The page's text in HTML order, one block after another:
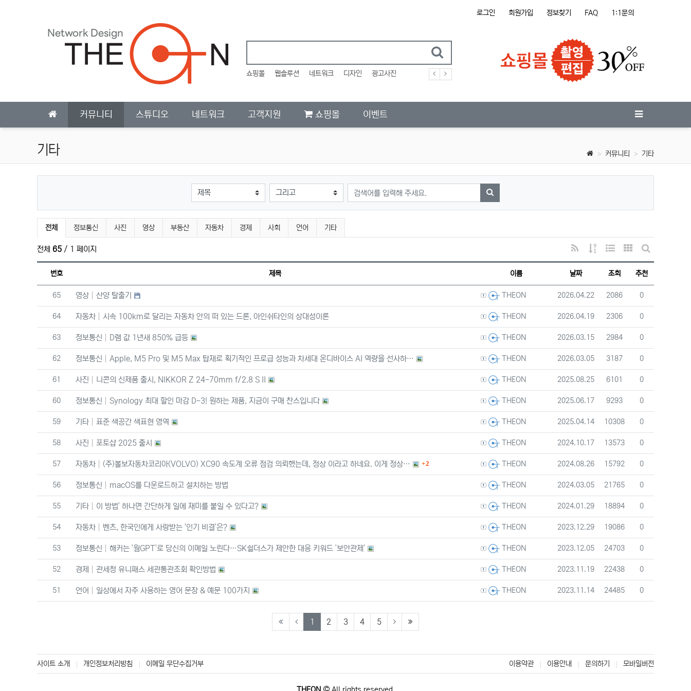
로그인 회원가입 정보찾기 FAQ 1:1문의
쇼핑몰 웹솔루션 네트워크 디자인 광고사진
커뮤니티 스튜디오 네트워크 고객지원 쇼핑몰 이벤트
기타 커뮤니티 기타
검색대상
검색어
검색하기
기타 분류 목록
전체 정보통신 사진 영상 부동산 자동차 경제 사회 언어 기타
전체 65 / 1 페이지 RSS
게시물 정렬
웹진 스타일갤러리 스타일
게시판 검색
번호 제목 이름 날짜 조회 추천
번호
65 영상 산양 탈출기 등록자THEON 등록일
2026.04.22 조회
2086 추천
0
번호
64 자동차 시속 100km로 달리는 자동차 안의 떠 있는 드론, 아인쉬타인의 상대성이론 등록자THEON 등록일
2026.04.19 조회
2306 추천
0
번호
63 정보통신 D램 값 1년새 850% 급등 등록자THEON 등록일
2026.03.15 조회
2984 추천
0
번호
62 정보통신 Apple, M5 Pro 및 M5 Max 탑재로 획기적인 프로급 성능과 차세대 온디바이스 AI 역량을 선사하… 등록자THEON 등록일
2026.03.05 조회
3187 추천
0
번호
61 사진 니콘의 신제품 출시, NIKKOR Z 24-70mm f/2.8 S II 등록자THEON 등록일
2025.08.25 조회
6101 추천
0
번호
60 정보통신 Synology 최대 할인 마감 D-3! 원하는 제품, 지금이 구매 찬스입니다 등록자THEON 등록일
2025.06.17 조회
9293 추천
0
번호
59 기타 표준 색공간 색표현 영역 등록자THEON 등록일
2025.04.14 조회
10308 추천
0
번호
58 사진 포토샵 2025 출시 등록자THEON 등록일
2024.10.17 조회
13573 추천
0
번호
57 자동차 (주)볼보자동차코리아(VOLVO) XC90 속도계 오류 점검 의뢰했는데, 정상 이라고 하네요. 이게 정상… 댓글
2 등록자THEON 등록일
2024.08.26 조회
15792 추천
0
번호
56 정보통신 macOS를 다운로드하고 설치하는 방법 등록자THEON 등록일
2024.03.05 조회
21765 추천
0
번호
55 기타 이 방법' 하나면 간단하게 일에 재미를 붙일 수 있다고? 등록자THEON 등록일
2024.01.29 조회
18894 추천
0
번호
54 자동차 벤츠, 한국인에게 사랑받는 '인기 비결'은? 등록자THEON 등록일
2023.12.29 조회
19086 추천
0
번호
53 정보통신 해커는 '웜GPT'로 당신의 이메일 노린다…SK쉴더스가 제안한 대응 키워드 '보안관제' 등록자THEON 등록일
2023.12.05 조회
24703 추천
0
번호
52 경제 관세청 유니패스 세관통관조회 확인방법 등록자THEON 등록일
2023.11.19 조회
22438 추천
0
번호
51 언어 일상에서 자주 사용하는 영어 문장 & 예문 100가지 등록자THEON 등록일
2023.11.14 조회
24485 추천
0
1 (current)
2 3 4 5 (last)
사이트 소개 개인정보처리방침 이메일 무단수집거부 이용약관 이용안내 문의하기 모바일버전